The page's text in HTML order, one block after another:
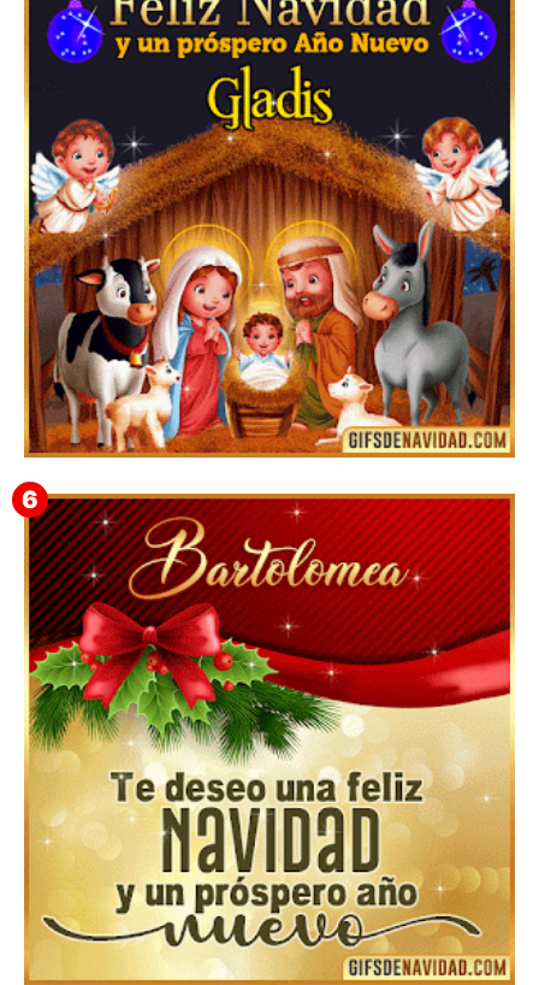
Feliz Navidad y próspero Año Nuevo Edmunda
Feliz Navidad y próspero Año Nuevo Gladis